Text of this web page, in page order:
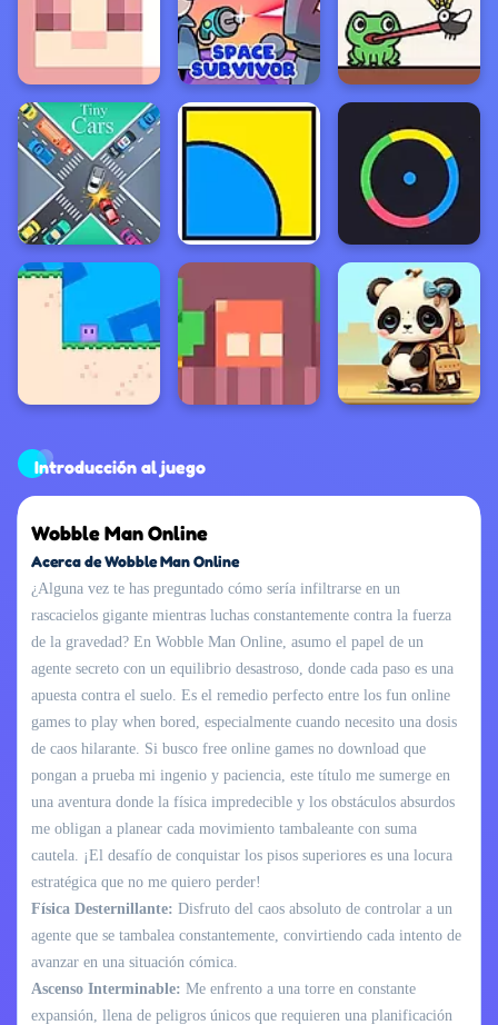
Introducción al juego
Wobble Man Online
Acerca de Wobble Man Online
¿Alguna vez te has preguntado cómo sería infiltrarse en un
rascacielos gigante mientras luchas constantemente contra la fuerza
de la gravedad? En Wobble Man Online, asumo el papel de un
agente secreto con un equilibrio desastroso, donde cada paso es una
apuesta contra el suelo. Es el remedio perfecto entre los fun online
games to play when bored, especialmente cuando necesito una dosis
de caos hilarante. Si busco free online games no download que
pongan a prueba mi ingenio y paciencia, este título me sumerge en
una aventura donde la física impredecible y los obstáculos absurdos
me obligan a planear cada movimiento tambaleante con suma
cautela. ¡El desafío de conquistar los pisos superiores es una locura
estratégica que no me quiero perder!
Física Desternillante: Disfruto del caos absoluto de controlar a un
agente que se tambalea constantemente, convirtiendo cada intento de
avanzar en una situación cómica.
Ascenso Interminable: Me enfrento a una torre en constante
expansión, llena de peligros únicos que requieren una planificación